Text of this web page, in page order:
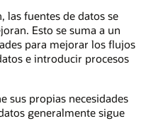
las fuentes de datos se
Esto se suma a un
para mejorar los flujos
e introducir procesos
sus propias necesidades
generalmente sigue